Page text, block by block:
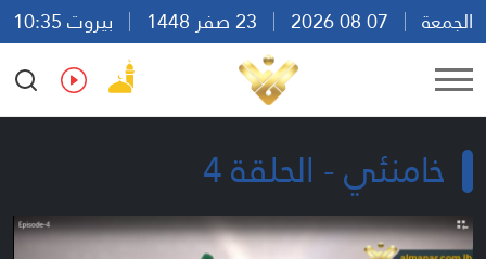
الجمعة
بيروت 10:35
Ar
En Fr Es
خامنئي - الحلقة 4